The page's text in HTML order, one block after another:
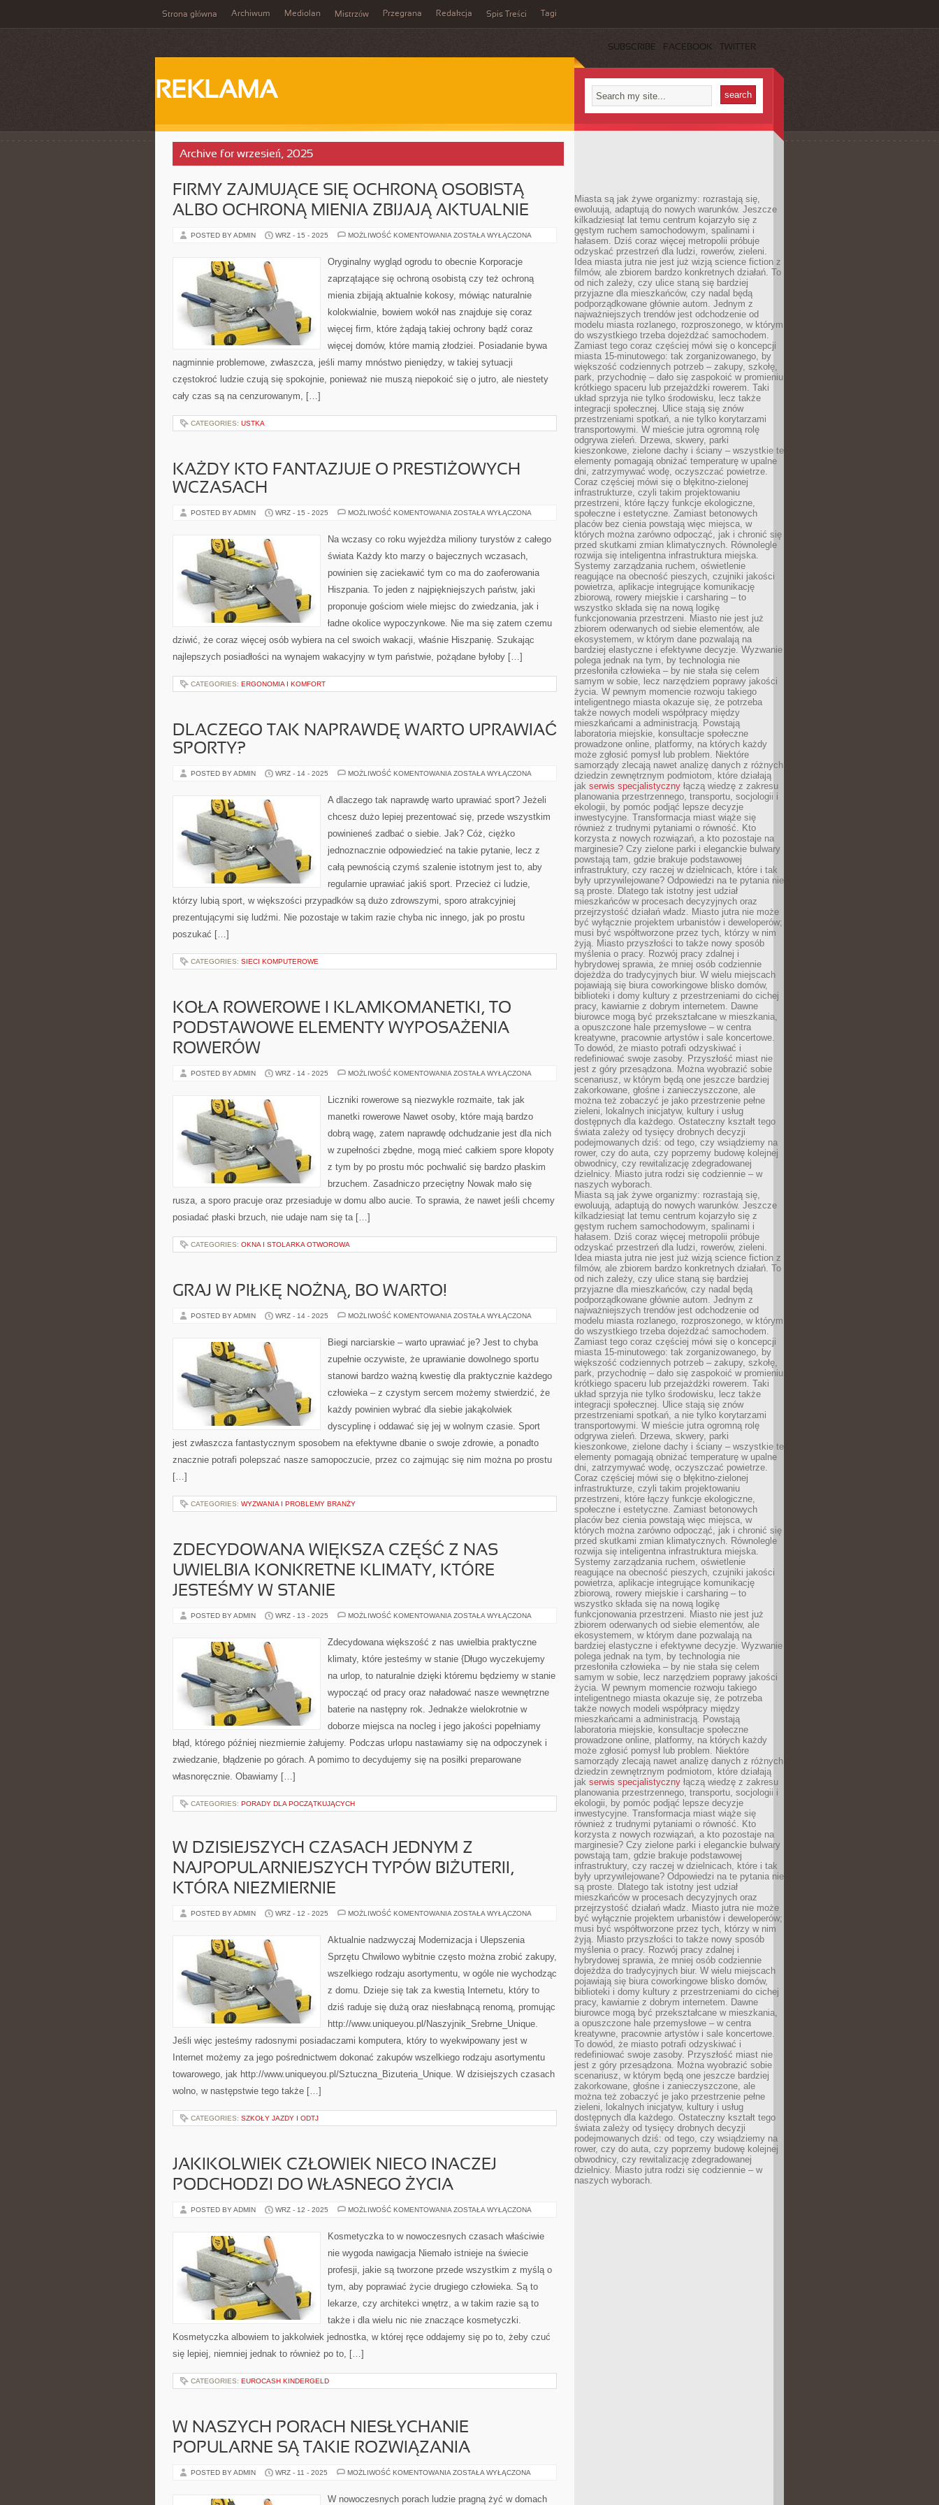
Strona główna Archiwum Mediolan Mistrzów Przegrana Redakcja Spis Treści Tagi
SUBSCRIBE FACEBOOK TWITTER
REKLAMA
Archive for wrzesień, 2025
FIRMY ZAJMUJĄCE SIĘ OCHRONĄ OSOBISTĄ
ALBO OCHRONĄ MIENIA ZBIJAJĄ AKTUALNIE
POSTED BY ADMIN WRZ - 15 - 2025 MOŻLIWOŚĆ KOMENTOWANIA FIRMY
OCHRONĄ
OSOBISTĄ
OCHRONĄ
ZBIJAJĄ
ZOSTAŁA WYŁĄCZONA
Oryginalny wygląd ogrodu to obecnie Korporacje
zaprzątające się ochroną osobistą czy też ochroną
mienia zbijają aktualnie kokosy, mówiąc naturalnie
kolokwialnie, bowiem wokół nas znajduje się coraz
więcej firm, które żądają takiej ochrony bądź coraz
więcej domów, które mamią złodziei. Posiadanie bywa
nagminnie problemowe, zwłaszcza, jeśli mamy mnóstwo pieniędzy, w takiej sytuacji
częstokroć ludzie czują się spokojnie, ponieważ nie muszą niepokoić się o jutro, ale niestety
cały czas są na cenzurowanym, […]
CATEGORIES: USTKA
KAŻDY KTO FANTAZJUJE O PRESTIŻOWYCH
WCZASACH
POSTED BY ADMIN WRZ - 15 - 2025 MOŻLIWOŚĆ KOMENTOWANIA KAŻDY
O
PRESTIŻOWYCH
ZOSTAŁA WYŁĄCZONA
Na wczasy co roku wyjeżdża miliony turystów z całego
świata Każdy kto marzy o bajecznych wczasach,
powinien się zaciekawić tym co ma do zaoferowania
Hiszpania. To jeden z najpiękniejszych państw, jaki
proponuje gościom wiele miejsc do zwiedzania, jak i
ładne okolice wypoczynkowe. Nie ma się zatem czemu
dziwić, że coraz więcej osób wybiera na cel swoich wakacji, właśnie Hiszpanię. Szukając
najlepszych posiadłości na wynajem wakacyjny w tym państwie, pożądane byłoby […]
CATEGORIES: ERGONOMIA I KOMFORT
DLACZEGO TAK NAPRAWDĘ WARTO UPRAWIAĆ
SPORTY?
POSTED BY ADMIN WRZ - 14 - 2025 MOŻLIWOŚĆ KOMENTOWANIA DLACZEGO
UPRAWIAĆ
ZOSTAŁA WYŁĄCZONA
A dlaczego tak naprawdę warto uprawiać sport? Jeżeli
chcesz dużo lepiej prezentować się, przede wszystkim
powinieneś zadbać o siebie. Jak? Cóż, ciężko
jednoznacznie odpowiedzieć na takie pytanie, lecz z
całą pewnością czymś szalenie istotnym jest to, aby
regularnie uprawiać jakiś sport. Przecież ci ludzie,
którzy lubią sport, w większości przypadków są dużo zdrowszymi, sporo atrakcyjniej
prezentującymi się ludźmi. Nie pozostaje w takim razie chyba nic innego, jak po prostu
poszukać […]
CATEGORIES: SIECI KOMPUTEROWE
KOŁA ROWEROWE I KLAMKOMANETKI, TO
PODSTAWOWE ELEMENTY WYPOSAŻENIA
ROWERÓW
POSTED BY ADMIN WRZ - 14 - 2025 MOŻLIWOŚĆ KOMENTOWANIA KOŁA
KLAMKOMANETKI,
TO
ELEMENTY
ROWERÓW
ZOSTAŁA WYŁĄCZONA
Liczniki rowerowe są niezwykle rozmaite, tak jak
manetki rowerowe Nawet osoby, które mają bardzo
dobrą wagę, zatem naprawdę odchudzanie jest dla nich
w zupełności zbędne, mogą mieć całkiem spore kłopoty
z tym by po prostu móc pochwalić się bardzo płaskim
brzuchem. Zasadniczo przeciętny Nowak mało się
rusza, a sporo pracuje oraz przesiaduje w domu albo aucie. To sprawia, że nawet jeśli chcemy
posiadać płaski brzuch, nie udaje nam się ta […]
CATEGORIES: OKNA I STOLARKA OTWOROWA
GRAJ W PIŁKĘ NOŻNĄ, BO WARTO!
POSTED BY ADMIN WRZ - 14 - 2025 MOŻLIWOŚĆ KOMENTOWANIA GRAJ
NOŻNĄ,
BO
ZOSTAŁA WYŁĄCZONA
Biegi narciarskie – warto uprawiać je? Jest to chyba
zupełnie oczywiste, że uprawianie dowolnego sportu
stanowi bardzo ważną kwestię dla praktycznie każdego
człowieka – z czystym sercem możemy stwierdzić, że
każdy powinien wybrać dla siebie jakąkolwiek
dyscyplinę i oddawać się jej w wolnym czasie. Sport
jest zwłaszcza fantastycznym sposobem na efektywne dbanie o swoje zdrowie, a ponadto
znacznie potrafi polepszać nasze samopoczucie, przez co zajmując się nim można po prostu
[…]
CATEGORIES: WYZWANIA I PROBLEMY BRANŻY
ZDECYDOWANA WIĘKSZA CZĘŚĆ Z NAS
UWIELBIA KONKRETNE KLIMATY, KTÓRE
JESTEŚMY W STANIE
POSTED BY ADMIN WRZ - 13 - 2025 MOŻLIWOŚĆ KOMENTOWANIA ZDECYDOWANA
NAS
KONKRETNE
KTÓRE
W
ZOSTAŁA WYŁĄCZONA
Zdecydowana większość z nas uwielbia praktyczne
klimaty, które jesteśmy w stanie {Długo wyczekujemy
na urlop, to naturalnie dzięki któremu będziemy w stanie
wypocząć od pracy oraz naładować nasze wewnętrzne
baterie na następny rok. Jednakże wielokrotnie w
doborze miejsca na nocleg i jego jakości popełniamy
błąd, którego później niezmiernie żałujemy. Podczas urlopu nastawiamy się na odpoczynek i
zwiedzanie, błądzenie po górach. A pomimo to decydujemy się na posiłki preparowane
własnoręcznie. Obawiamy […]
CATEGORIES: PORADY DLA POCZĄTKUJĄCYCH
W DZISIEJSZYCH CZASACH JEDNYM Z
NAJPOPULARNIEJSZYCH TYPÓW BIŻUTERII,
KTÓRA NIEZMIERNIE
POSTED BY ADMIN WRZ - 12 - 2025 MOŻLIWOŚĆ KOMENTOWANIA W
JEDNYM
Z
TYPÓW
KTÓRA
ZOSTAŁA WYŁĄCZONA
Aktualnie nadzwyczaj Modernizacja i Ulepszenia
Sprzętu Chwilowo wybitnie często można zrobić zakupy,
wszelkiego rodzaju asortymentu, w ogóle nie wychodząc
z domu. Dzieje się tak za kwestią Internetu, który to
dziś raduje się dużą oraz niesłabnącą renomą, promując
http://www.uniqueyou.pl/Naszyjnik_Srebrne_Unique.
Jeśli więc jesteśmy radosnymi posiadaczami komputera, który to wyekwipowany jest w
Internet możemy za jego pośrednictwem dokonać zakupów wszelkiego rodzaju asortymentu
towarowego, jak http://www.uniqueyou.pl/Sztuczna_Bizuteria_Unique. W dzisiejszych czasach
wolno, w następstwie tego także […]
CATEGORIES: SZKOŁY JAZDY I ODTJ
JAKIKOLWIEK CZŁOWIEK NIECO INACZEJ
PODCHODZI DO WŁASNEGO ŻYCIA
POSTED BY ADMIN WRZ - 12 - 2025 MOŻLIWOŚĆ KOMENTOWANIA JAKIKOLWIEK
INACZEJ
PODCHODZI
WŁASNEGO
ZOSTAŁA WYŁĄCZONA
Kosmetyczka to w nowoczesnych czasach właściwie
nie wygoda nawigacja Niemało istnieje na świecie
profesji, jakie są tworzone przede wszystkim z myślą o
tym, aby poprawiać życie drugiego człowieka. Są to
lekarze, czy architekci wnętrz, a w takim razie są to
także i dla wielu nic nie znaczące kosmetyczki.
Kosmetyczka albowiem to jakkolwiek jednostka, w której ręce oddajemy się po to, żeby czuć
się lepiej, niemniej jednak to również po to, […]
CATEGORIES: EUROCASH KINDERGELD
W NASZYCH PORACH NIESŁYCHANIE
POPULARNE SĄ TAKIE ROZWIĄZANIA
POSTED BY ADMIN WRZ - 11 - 2025 MOŻLIWOŚĆ KOMENTOWANIA W
NIESŁYCHANIE
POPULARNE
ZOSTAŁA WYŁĄCZONA
W nowoczesnych porach ludzie pragną żyć w domach
Miasta są jak żywe organizmy: rozrastają się,
ewoluują, adaptują do nowych warunków. Jeszcze
kilkadziesiąt lat temu centrum kojarzyło się z
gęstym ruchem samochodowym, spalinami i
hałasem. Dziś coraz więcej metropolii próbuje
odzyskać przestrzeń dla ludzi, rowerów, zieleni.
Idea miasta jutra nie jest już wizją science fiction z
filmów, ale zbiorem bardzo konkretnych działań. To
od nich zależy, czy ulice staną się bardziej
przyjazne dla mieszkańców, czy nadal będą
podporządkowane głównie autom. Jednym z
najważniejszych trendów jest odchodzenie od
modelu miasta rozlanego, rozproszonego, w którym
do wszystkiego trzeba dojeżdżać samochodem.
Zamiast tego coraz częściej mówi się o koncepcji
miasta 15-minutowego: tak zorganizowanego, by
większość codziennych potrzeb – zakupy, szkołę,
park, przychodnię – dało się zaspokoić w promieniu
krótkiego spaceru lub przejażdżki rowerem. Taki
układ sprzyja nie tylko środowisku, lecz także
integracji społecznej. Ulice stają się znów
przestrzeniami spotkań, a nie tylko korytarzami
transportowymi. W mieście jutra ogromną rolę
odgrywa zieleń. Drzewa, skwery, parki
kieszonkowe, zielone dachy i ściany – wszystkie te
elementy pomagają obniżać temperaturę w upalne
dni, zatrzymywać wodę, oczyszczać powietrze.
Coraz częściej mówi się o błękitno-zielonej
infrastrukturze, czyli takim projektowaniu
przestrzeni, które łączy funkcje ekologiczne,
społeczne i estetyczne. Zamiast betonowych
placów bez cienia powstają więc miejsca, w
których można zarówno odpocząć, jak i chronić się
przed skutkami zmian klimatycznych. Równolegle
rozwija się inteligentna infrastruktura miejska.
Systemy zarządzania ruchem, oświetlenie
reagujące na obecność pieszych, czujniki jakości
powietrza, aplikacje integrujące komunikację
zbiorową, rowery miejskie i carsharing – to
wszystko składa się na nową logikę
funkcjonowania przestrzeni. Miasto nie jest już
zbiorem oderwanych od siebie elementów, ale
ekosystemem, w którym dane pozwalają na
bardziej elastyczne i efektywne decyzje. Wyzwanie
polega jednak na tym, by technologia nie
przesłoniła człowieka – by nie stała się celem
samym w sobie, lecz narzędziem poprawy jakości
życia. W pewnym momencie rozwoju takiego
inteligentnego miasta okazuje się, że potrzeba
także nowych modeli współpracy między
mieszkańcami a administracją. Powstają
laboratoria miejskie, konsultacje społeczne
prowadzone online, platformy, na których każdy
może zgłosić pomysł lub problem. Niektóre
samorządy zlecają nawet analizę danych z różnych
dziedzin zewnętrznym podmiotom, które działają
jak serwis specjalistyczny łączą wiedzę z zakresu
planowania przestrzennego, transportu, socjologii i
ekologii, by pomóc podjąć lepsze decyzje
inwestycyjne. Transformacja miast wiąże się
również z trudnymi pytaniami o równość. Kto
korzysta z nowych rozwiązań, a kto pozostaje na
marginesie? Czy zielone parki i eleganckie bulwary
powstają tam, gdzie brakuje podstawowej
infrastruktury, czy raczej w dzielnicach, które i tak
były uprzywilejowane? Odpowiedzi na te pytania nie
są proste. Dlatego tak istotny jest udział
mieszkańców w procesach decyzyjnych oraz
przejrzystość działań władz. Miasto jutra nie może
być wyłącznie projektem urbanistów i deweloperów;
musi być współtworzone przez tych, którzy w nim
żyją. Miasto przyszłości to także nowy sposób
myślenia o pracy. Rozwój pracy zdalnej i
hybrydowej sprawia, że mniej osób codziennie
dojeżdża do tradycyjnych biur. W wielu miejscach
pojawiają się biura coworkingowe blisko domów,
biblioteki i domy kultury z przestrzeniami do cichej
pracy, kawiarnie z dobrym internetem. Dawne
biurowce mogą być przekształcane w mieszkania,
a opuszczone hale przemysłowe – w centra
kreatywne, pracownie artystów i sale koncertowe.
To dowód, że miasto potrafi odzyskiwać i
redefiniować swoje zasoby. Przyszłość miast nie
jest z góry przesądzona. Można wyobrazić sobie
scenariusz, w którym będą one jeszcze bardziej
zakorkowane, głośne i zanieczyszczone, ale
można też zobaczyć je jako przestrzenie pełne
zieleni, lokalnych inicjatyw, kultury i usług
dostępnych dla każdego. Ostateczny kształt tego
świata zależy od tysięcy drobnych decyzji
podejmowanych dziś: od tego, czy wsiądziemy na
rower, czy do auta, czy poprzemy budowę kolejnej
obwodnicy, czy rewitalizację zdegradowanej
dzielnicy. Miasto jutra rodzi się codziennie – w
naszych wyborach.
Miasta są jak żywe organizmy: rozrastają się,
ewoluują, adaptują do nowych warunków. Jeszcze
kilkadziesiąt lat temu centrum kojarzyło się z
gęstym ruchem samochodowym, spalinami i
hałasem. Dziś coraz więcej metropolii próbuje
odzyskać przestrzeń dla ludzi, rowerów, zieleni.
Idea miasta jutra nie jest już wizją science fiction z
filmów, ale zbiorem bardzo konkretnych działań. To
od nich zależy, czy ulice staną się bardziej
przyjazne dla mieszkańców, czy nadal będą
podporządkowane głównie autom. Jednym z
najważniejszych trendów jest odchodzenie od
modelu miasta rozlanego, rozproszonego, w którym
do wszystkiego trzeba dojeżdżać samochodem.
Zamiast tego coraz częściej mówi się o koncepcji
miasta 15-minutowego: tak zorganizowanego, by
większość codziennych potrzeb – zakupy, szkołę,
park, przychodnię – dało się zaspokoić w promieniu
krótkiego spaceru lub przejażdżki rowerem. Taki
układ sprzyja nie tylko środowisku, lecz także
integracji społecznej. Ulice stają się znów
przestrzeniami spotkań, a nie tylko korytarzami
transportowymi. W mieście jutra ogromną rolę
odgrywa zieleń. Drzewa, skwery, parki
kieszonkowe, zielone dachy i ściany – wszystkie te
elementy pomagają obniżać temperaturę w upalne
dni, zatrzymywać wodę, oczyszczać powietrze.
Coraz częściej mówi się o błękitno-zielonej
infrastrukturze, czyli takim projektowaniu
przestrzeni, które łączy funkcje ekologiczne,
społeczne i estetyczne. Zamiast betonowych
placów bez cienia powstają więc miejsca, w
których można zarówno odpocząć, jak i chronić się
przed skutkami zmian klimatycznych. Równolegle
rozwija się inteligentna infrastruktura miejska.
Systemy zarządzania ruchem, oświetlenie
reagujące na obecność pieszych, czujniki jakości
powietrza, aplikacje integrujące komunikację
zbiorową, rowery miejskie i carsharing – to
wszystko składa się na nową logikę
funkcjonowania przestrzeni. Miasto nie jest już
zbiorem oderwanych od siebie elementów, ale
ekosystemem, w którym dane pozwalają na
bardziej elastyczne i efektywne decyzje. Wyzwanie
polega jednak na tym, by technologia nie
przesłoniła człowieka – by nie stała się celem
samym w sobie, lecz narzędziem poprawy jakości
życia. W pewnym momencie rozwoju takiego
inteligentnego miasta okazuje się, że potrzeba
także nowych modeli współpracy między
mieszkańcami a administracją. Powstają
laboratoria miejskie, konsultacje społeczne
prowadzone online, platformy, na których każdy
może zgłosić pomysł lub problem. Niektóre
samorządy zlecają nawet analizę danych z różnych
dziedzin zewnętrznym podmiotom, które działają
jak serwis specjalistyczny łączą wiedzę z zakresu
planowania przestrzennego, transportu, socjologii i
ekologii, by pomóc podjąć lepsze decyzje
inwestycyjne. Transformacja miast wiąże się
również z trudnymi pytaniami o równość. Kto
korzysta z nowych rozwiązań, a kto pozostaje na
marginesie? Czy zielone parki i eleganckie bulwary
powstają tam, gdzie brakuje podstawowej
infrastruktury, czy raczej w dzielnicach, które i tak
były uprzywilejowane? Odpowiedzi na te pytania nie
są proste. Dlatego tak istotny jest udział
mieszkańców w procesach decyzyjnych oraz
przejrzystość działań władz. Miasto jutra nie może
być wyłącznie projektem urbanistów i deweloperów;
musi być współtworzone przez tych, którzy w nim
żyją. Miasto przyszłości to także nowy sposób
myślenia o pracy. Rozwój pracy zdalnej i
hybrydowej sprawia, że mniej osób codziennie
dojeżdża do tradycyjnych biur. W wielu miejscach
pojawiają się biura coworkingowe blisko domów,
biblioteki i domy kultury z przestrzeniami do cichej
pracy, kawiarnie z dobrym internetem. Dawne
biurowce mogą być przekształcane w mieszkania,
a opuszczone hale przemysłowe – w centra
kreatywne, pracownie artystów i sale koncertowe.
To dowód, że miasto potrafi odzyskiwać i
redefiniować swoje zasoby. Przyszłość miast nie
jest z góry przesądzona. Można wyobrazić sobie
scenariusz, w którym będą one jeszcze bardziej
zakorkowane, głośne i zanieczyszczone, ale
można też zobaczyć je jako przestrzenie pełne
zieleni, lokalnych inicjatyw, kultury i usług
dostępnych dla każdego. Ostateczny kształt tego
świata zależy od tysięcy drobnych decyzji
podejmowanych dziś: od tego, czy wsiądziemy na
rower, czy do auta, czy poprzemy budowę kolejnej
obwodnicy, czy rewitalizację zdegradowanej
dzielnicy. Miasto jutra rodzi się codziennie – w
naszych wyborach.